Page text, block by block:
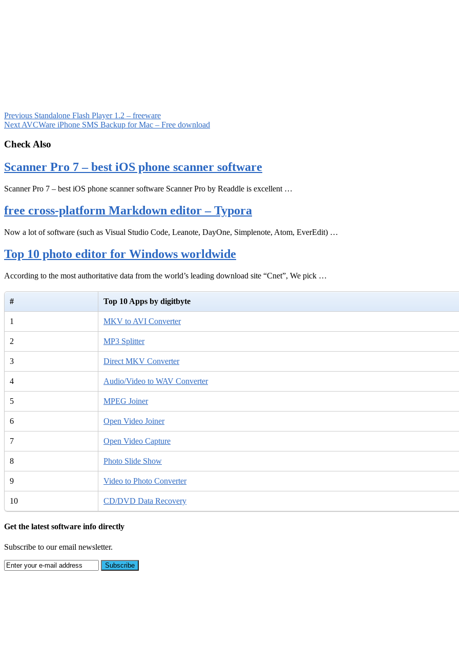
Previous Standalone Flash Player 1.2 – freeware
Next AVCWare iPhone SMS Backup for Mac – Free download
Check Also
Scanner Pro 7 – best iOS phone scanner software
Scanner Pro 7 – best iOS phone scanner software Scanner Pro by Readdle is excellent …
free cross-platform Markdown editor – Typora
Now a lot of software (such as Visual Studio Code, Leanote, DayOne, Simplenote, Atom, EverEdit) …
Top 10 photo editor for Windows worldwide
According to the most authoritative data from the world’s leading download site “Cnet”, We pick …
# Top 10 Apps by digitbyte
1 MKV to AVI Converter
2 MP3 Splitter
3 Direct MKV Converter
4 Audio/Video to WAV Converter
5 MPEG Joiner
6 Open Video Joiner
7 Open Video Capture
8 Photo Slide Show
9 Video to Photo Converter
10 CD/DVD Data Recovery
Get the latest software info directly
Subscribe to our email newsletter.